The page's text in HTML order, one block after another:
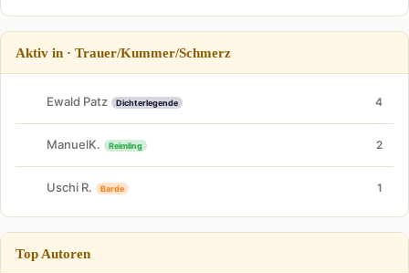
Aktiv in · Trauer/Kummer/Schmerz
Ewald Patz Dichterlegende 4
ManuelK. Reimling 2
Uschi R. Barde 1
Top Autoren